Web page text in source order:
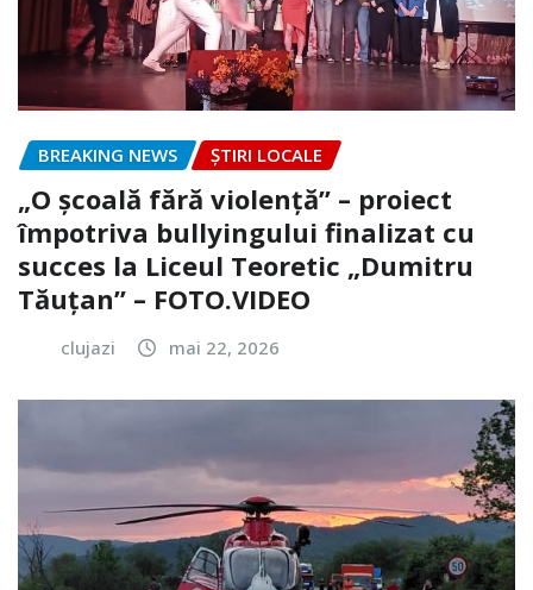
BREAKING NEWS ȘTIRI LOCALE
„O școală fără violență” – proiect
împotriva bullyingului finalizat cu
succes la Liceul Teoretic „Dumitru
Tăuțan” – FOTO.VIDEO
clujazi mai 22, 2026